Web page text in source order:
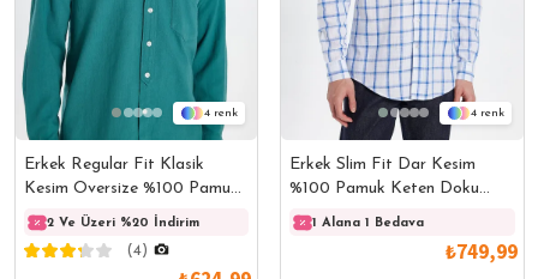
4
Erkek Regular Fit Klasik
Kesim Oversize %100 Pamuk
Keten Doku Tek Cep Petrol
Gömlek
2 Ve Üzeri %20 İndirim 2 Ve Üzeri %20 İndirim
(4)
4
Erkek Slim Fit Dar Kesim
%100 Pamuk Keten Doku
Kareli Gömlek
1 Alana 1 Bedava
₺749,99